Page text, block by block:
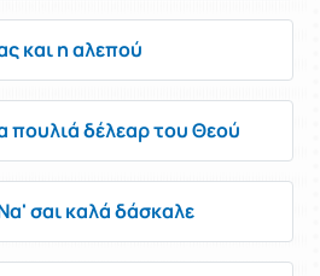
και η αλεπού
πουλιά δέλεαρ του Θεού
σαι καλά δάσκαλε